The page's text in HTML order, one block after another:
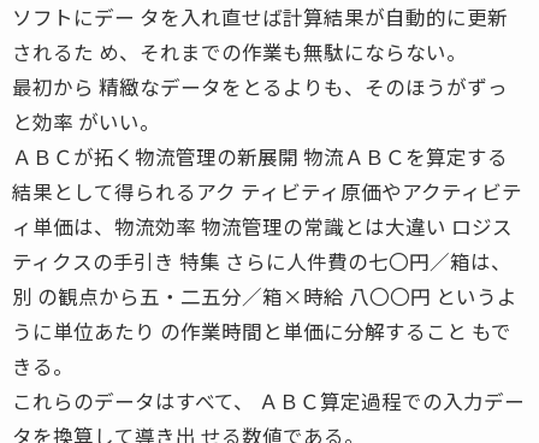
ソフトにデー タを入れ直せば計算結果が自動的に更新
されるた め、それまでの作業も無駄にならない。
最初から 精緻なデータをとるよりも、そのほうがずっ
と効率 がいい。
ＡＢＣが拓く物流管理の新展開 物流ＡＢＣを算定する
結果として得られるアク ティビティ原価やアクティビテ
ィ単価は、物流効率 物流管理の常識とは大違い ロジス
ティクスの手引き 特集 さらに人件費の七〇円／箱は、
別 の観点から五・二五分／箱×時給 八〇〇円 というよ
うに単位あたり の作業時間と単価に分解すること もで
きる。
これらのデータはすべて、 ＡＢＣ算定過程での入力デー
タを換算して導き出 せる数値である。